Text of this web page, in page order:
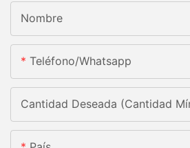
Nombre
Teléfono/whatsapp
Cantidad Deseada (Cantidad